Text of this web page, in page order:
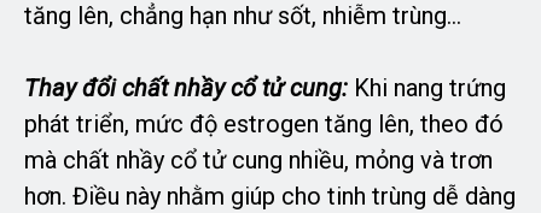
tăng lên, chẳng hạn như sốt, nhiễm trùng…
Thay đổi chất nhầy cổ tử cung: Khi nang trứng
phát triển, mức độ estrogen tăng lên, theo đó
mà chất nhầy cổ tử cung nhiều, mỏng và trơn
hơn. Điều này nhằm giúp cho tinh trùng dễ dàng